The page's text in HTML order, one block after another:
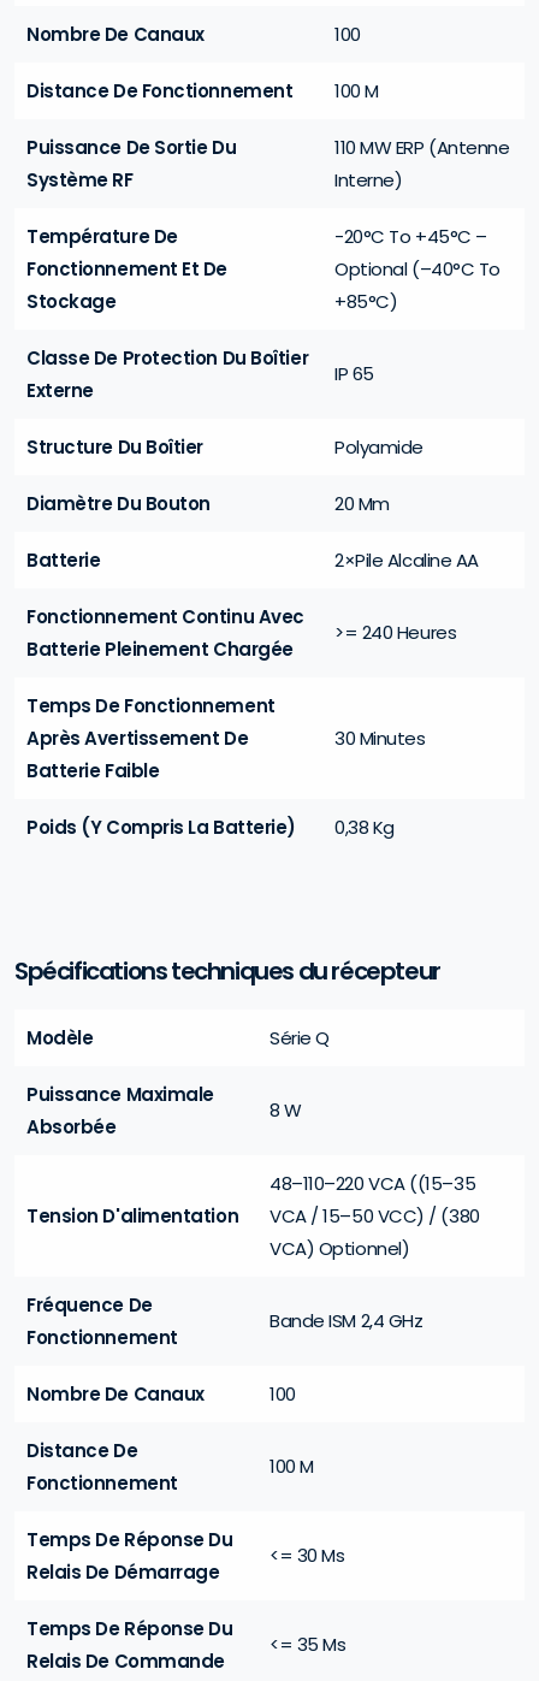
Nombre De Canaux 100
Distance De Fonctionnement 100 M
Puissance De Sortie Du
Système RF
110 MW ERP (Antenne
Interne)
Température De
Fonctionnement Et De
Stockage
-20°C To +45°C –
Optional (–40°C To
+85°C)
Classe De Protection Du Boîtier
Externe
IP 65
Structure Du Boîtier Polyamide
Diamètre Du Bouton 20 Mm
Batterie 2×Pile Alcaline AA
Fonctionnement Continu Avec
Batterie Pleinement Chargée
>= 240 Heures
Temps De Fonctionnement
Après Avertissement De
Batterie Faible
30 Minutes
Poids (y Compris La Batterie) 0,38 Kg
Spécifications techniques du récepteur
Modèle Série Q
Puissance Maximale
Absorbée
8 W
Tension D'alimentation
48–110–220 VCA ((15–35
VCA / 15–50 VCC) / (380
VCA) Optionnel)
Fréquence De
Fonctionnement
Bande ISM 2,4 GHz
Nombre De Canaux 100
Distance De
Fonctionnement
100 M
Temps De Réponse Du
Relais De Démarrage
<= 30 Ms
Temps De Réponse Du
Relais De Commande
<= 35 Ms